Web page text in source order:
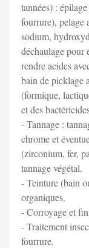
tannées) :
fourrure), pelage
sodium,
déchaulage pour
rendre acides
bain de picklage
(formique,
et des
- Tannage :
chrome et
(zirconium, fer,
tannage végétal.
- Teinture (bain
organiques.
- Corroyage et
- Traitement
fourrure.